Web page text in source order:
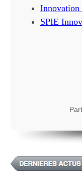
Innovation
SPIE